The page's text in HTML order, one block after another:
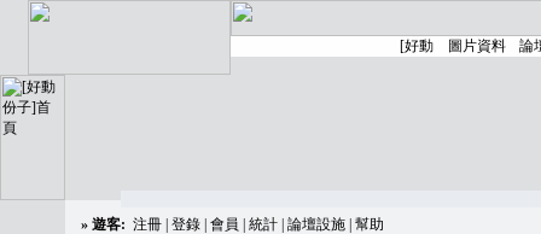
» 遊客: 注冊 登錄 會員 統計 論壇設施 幫助